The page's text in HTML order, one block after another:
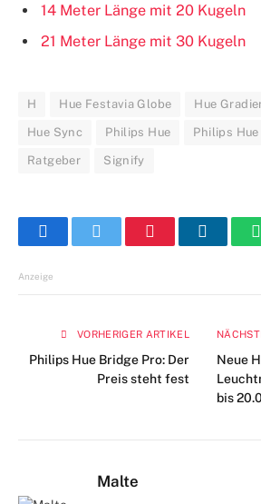
14 Meter Länge mit 20 Kugeln
21 Meter Länge mit 30 Kugeln
H Hue Festavia Globe Hue
Hue Sync Philips Hue Philips
Ratgeber Signify
FacebookTwitter PinterestLinkedIn
Anzeige
VORHERIGER ARTIKEL
Philips Hue Bridge Pro: Der
Preis steht fest
Neue
bis
Malte